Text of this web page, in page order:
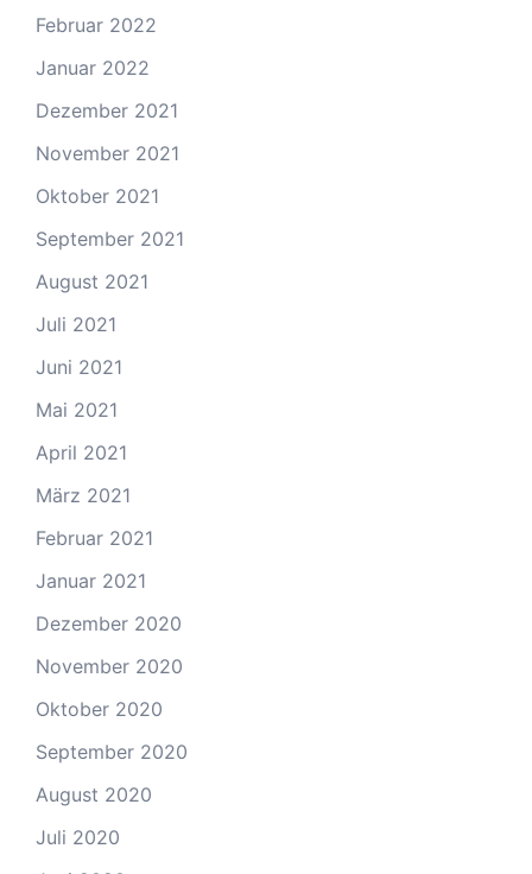
Februar 2022
Januar 2022
Dezember 2021
November 2021
Oktober 2021
September 2021
August 2021
Juli 2021
Juni 2021
Mai 2021
April 2021
März 2021
Februar 2021
Januar 2021
Dezember 2020
November 2020
Oktober 2020
September 2020
August 2020
Juli 2020